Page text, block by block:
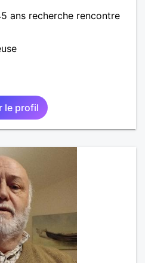
ans recherche rencontre
le profil